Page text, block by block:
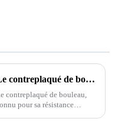
Le contreplaqué de bouleau révolutionne le travail du bois et la construction
contreplaqué de bouleau,
pour sa résistance